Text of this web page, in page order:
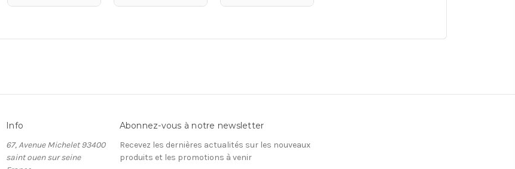
Info
67, Avenue Michelet 93400
saint ouen sur seine
Abonnez-vous à notre newsletter
Recevez les dernières actualités sur les nouveaux
produits et les promotions à venir